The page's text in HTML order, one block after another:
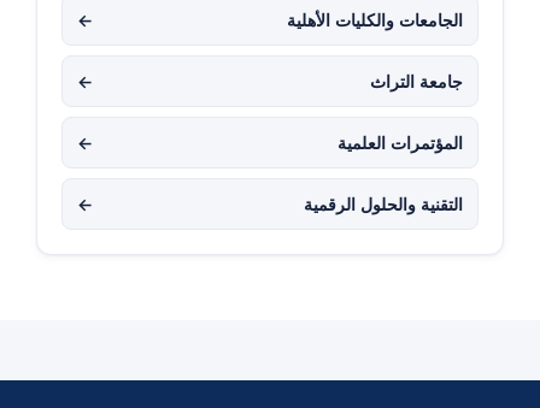
الجامعات والكليات الأهلية ←
جامعة التراث ←
المؤتمرات العلمية ←
التقنية والحلول الرقمية ←